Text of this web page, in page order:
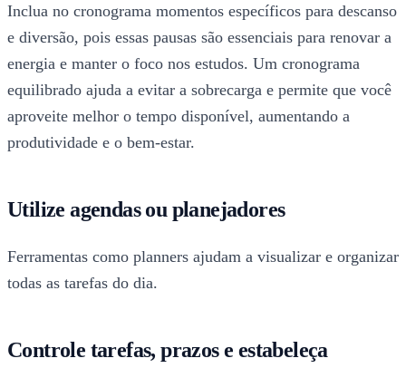
Inclua no cronograma momentos específicos para descanso
e diversão, pois essas pausas são essenciais para renovar a
energia e manter o foco nos estudos. Um cronograma
equilibrado ajuda a evitar a sobrecarga e permite que você
aproveite melhor o tempo disponível, aumentando a
produtividade e o bem-estar.
Utilize agendas ou planejadores
Ferramentas como planners ajudam a visualizar e organizar
todas as tarefas do dia.
Controle tarefas, prazos e estabeleça